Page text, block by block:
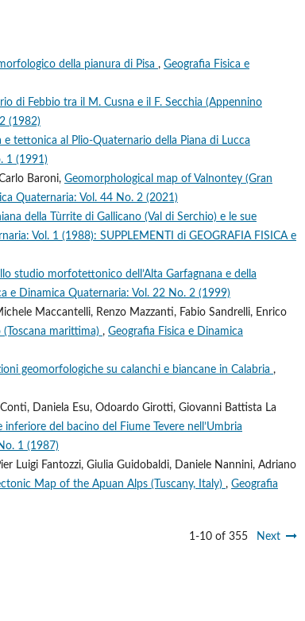
della pianura di Pisa , Geografia Fisica e
di Febbio tra il M. Cusna e il F. Secchia (Appennino
(1982)
e tettonica al Plio-Quaternario della Piana di Lucca
1 (1991)
Baroni, Geomorphological map of Valnontey (Gran
Quaternaria: Vol. 44 No. 2 (2021)
della Tùrrite di Gallicano (Val di Serchio) e le sue
Vol. 1 (1988): SUPPLEMENTI di GEOGRAFIA FISICA e
studio morfotettonico dell’Alta Garfagnana e della
e Dinamica Quaternaria: Vol. 22 No. 2 (1999)
Maccantelli, Renzo Mazzanti, Fabio Sandrelli, Enrico
marittima) , Geografia Fisica e Dinamica
geomorfologiche su calanchi e biancane in Calabria ,
Daniela Esu, Odoardo Girotti, Giovanni Battista La
inferiore del bacino del Fiume Tevere nell’Umbria
1 (1987)
Luigi Fantozzi, Giulia Guidobaldi, Daniele Nannini, Adriano
Map of the Apuan Alps (Tuscany, Italy) , Geografia
1-10 of 355 Next